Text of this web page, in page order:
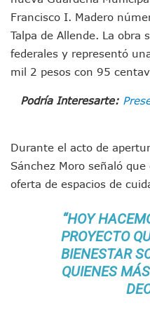
Munguía Es
ATM
Colectivos
Avenida
Caída De “El
Morenistas
CEDHJ
Maleza Crece
Lluvias E
Entregan
Huracán En
Viajar A
Buscan
Plantean “Ley
Vecinos De
Francisco I. Madero
Talpa de Allende. La obra
federales y representó
mil 2 pesos con 95
Podría Interesarte:
Durante el acto de
Sánchez Moro señaló
oferta de espacios de
“HOY
PROYECTO
BIENESTAR
QUIENES